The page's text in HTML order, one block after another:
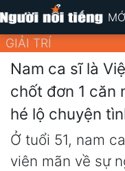
GIẢI TRÍ
Nam ca sĩ là
chốt đơn 1 căn
hé lộ chuyện
Ở tuổi 51, nam
viên mãn về sự